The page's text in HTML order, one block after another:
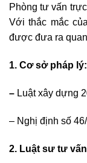
Phòng tư vấn
Với thắc mắc
được đưa ra
1. Cơ sở pháp lý:
– Luật xây dựng
– Nghị định số
2. Luật sư tư